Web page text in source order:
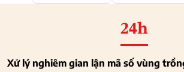
24h
Xử lý nghiêm gian lận mã số vùng